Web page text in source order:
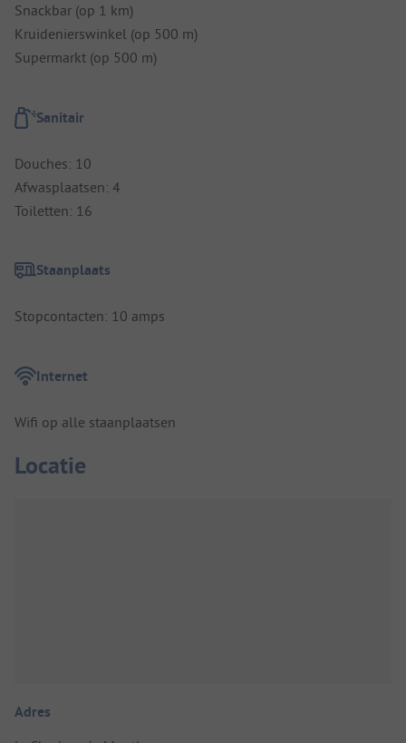
Snackbar (op 1 km)
Kruidenierswinkel (op 500 m)
Supermarkt (op 500 m)
Sanitair
Douches: 10
Afwasplaatsen: 4
Toiletten: 16
Staanplaats
Stopcontacten: 10 amps
Internet
Wifi op alle staanplaatsen
Locatie
Adres